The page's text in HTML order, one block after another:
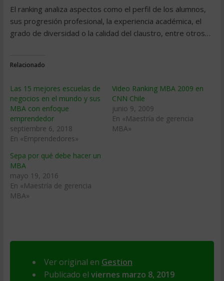
El ranking analiza aspectos como el perfil de los alumnos,
sus progresión profesional, la experiencia académica, el
grado de diversidad o la calidad del claustro, entre otros…
Relacionado
Las 15 mejores escuelas de
negocios en el mundo y sus
MBA con enfoque
emprendedor
septiembre 6, 2018
En «Emprendedores»
Video Ranking MBA 2009 en
CNN Chile
junio 9, 2009
En «Maestría de gerencia
MBA»
Sepa por qué debe hacer un
MBA
mayo 19, 2016
En «Maestría de gerencia
MBA»
Ver original en Gestion
Publicado el viernes marzo 8, 2019